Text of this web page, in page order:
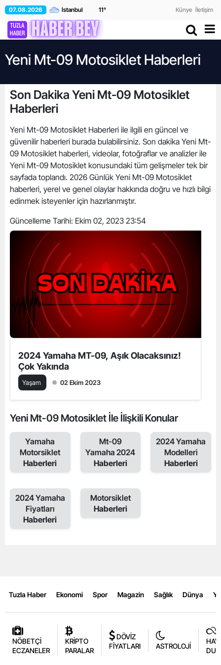
07.08.2026 11° Künye İletişim
Yeni Mt-09 Motosiklet Haberleri
Son Dakika Yeni Mt-09 Motosiklet
Haberleri
Yeni Mt-09 Motosiklet Haberleri ile ilgili en güncel ve
güvenilir haberleri burada bulabilirsiniz. Son dakika Yeni Mt-
09 Motosiklet haberleri, videolar, fotoğraflar ve analizler ile
Yeni Mt-09 Motosiklet konusundaki tüm gelişmeler tek bir
sayfada toplandı. 2026 Günlük Yeni Mt-09 Motosiklet
haberleri, yerel ve genel olaylar hakkında doğru ve hızlı bilgi
edinmek isteyenler için hazırlanmıştır.
Güncelleme Tarihi: Ekim 02, 2023 23:54
2024 Yamaha MT-09, Aşık Olacaksınız!
Çok Yakında
Yaşam 02 Ekim 2023
Yeni Mt-09 Motosiklet İle İlişkili Konular
Yamaha
Motorsiklet
Haberleri
Mt-09
Yamaha 2024
Haberleri
2024 Yamaha
Modelleri
Haberleri
2024 Yamaha
Fiyatları
Haberleri
Motorsiklet
Haberleri
Tuzla Haber Ekonomi Spor Magazin Sağlık Dünya
NÖBETÇİ
ECZANELER
KRİPTO
PARALAR
DÖVİZ
FİYATLARI
ASTROLOJİ